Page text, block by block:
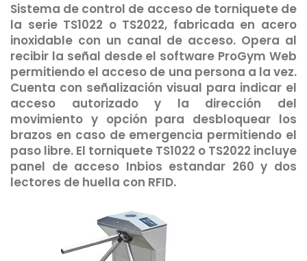
Sistema de control de acceso de torniquete de
la serie TS1022 o TS2022, fabricada en acero
inoxidable con un canal de acceso. Opera al
recibir la señal desde el software ProGym Web
permitiendo el acceso de una persona a la vez.
Cuenta con señalización visual para indicar el
acceso autorizado y la dirección del
movimiento y opción para desbloquear los
brazos en caso de emergencia permitiendo el
paso libre. El torniquete TS1022 o TS2022 incluye
panel de acceso Inbios estandar 260 y dos
lectores de huella con RFID.